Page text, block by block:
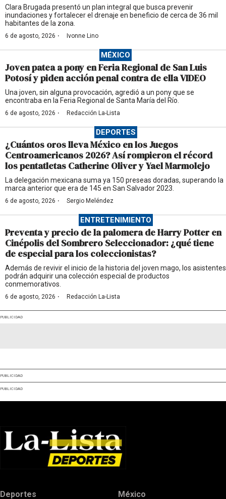
Clara Brugada presentó un plan integral que busca prevenir
inundaciones y fortalecer el drenaje en beneficio de cerca de 36 mil
habitantes de la zona.
6 de agosto, 2026 · Ivonne Lino
MÉXICO
Joven patea a pony en Feria Regional de San Luis
Potosí y piden acción penal contra de ella VIDEO
Una joven, sin alguna provocación, agredió a un pony que se
encontraba en la Feria Regional de Santa María del Río.
6 de agosto, 2026 · Redacción La-Lista
DEPORTES
¿Cuántos oros lleva México en los Juegos
Centroamericanos 2026? Así rompieron el récord
los pentatletas Catherine Oliver y Yael Marmolejo
La delegación mexicana suma ya 150 preseas doradas, superando la
marca anterior que era de 145 en San Salvador 2023.
6 de agosto, 2026 · Sergio Meléndez
ENTRETENIMIENTO
Preventa y precio de la palomera de Harry Potter en
Cinépolis del Sombrero Seleccionador: ¿qué tiene
de especial para los coleccionistas?
Además de revivir el inicio de la historia del joven mago, los asistentes
podrán adquirir una colección especial de productos
conmemorativos.
6 de agosto, 2026 · Redacción La-Lista
PUBLICIDAD
PUBLICIDAD
PUBLICIDAD
Deportes México